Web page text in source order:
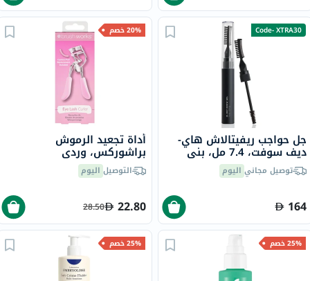
Code- XTRA30
جل حواجب ريفيتالاش هاي-
ديف سوفت، 7.4 مل، بني
داكنتوصيل مجاني اليوم
164
20% خصم
أداة تجعيد الرموش
براشوركس، وردي
التوصيل اليوم
22.80
28.50
25% خصم 25% خصم